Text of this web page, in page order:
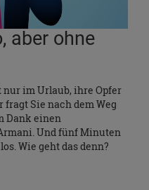
aber ohne
im Urlaub, ihre Opfer
Sie nach dem Weg
Dank einen
Und fünf Minuten
Wie geht das denn?